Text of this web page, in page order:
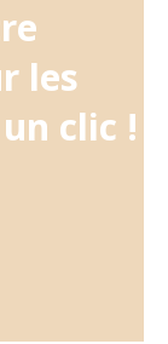
les
clic !